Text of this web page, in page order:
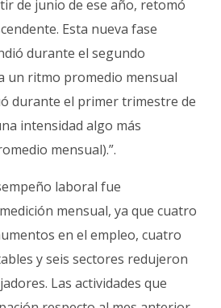
de junio de ese año, retomó
Esta nueva fase
durante el segundo
un ritmo promedio mensual
durante el primer trimestre de
intensidad algo más
mensual).”.
laboral fue
mensual, ya que cuatro
en el empleo, cuatro
y seis sectores redujeron
Las actividades que